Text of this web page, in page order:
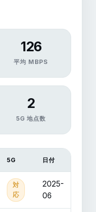
126
平均 MBPS
2
5G 地点数
5G 日付
対
応
2025-
06